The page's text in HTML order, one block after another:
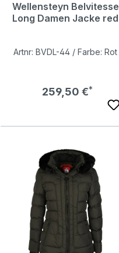
Wellensteyn Belvitesse
Long Damen Jacke red
Artnr: BVDL-44 / Farbe: Rot
Regulärer Preis:
259,50 €